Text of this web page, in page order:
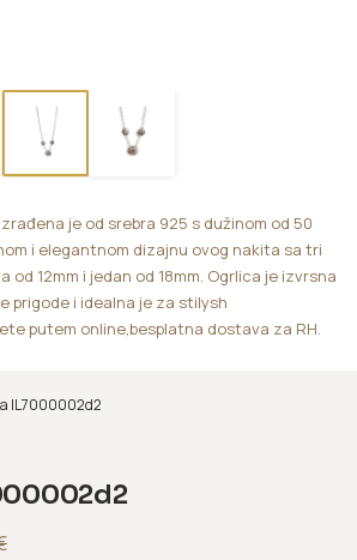
je od srebra 925 s dužinom od 50
i elegantnom dizajnu ovog nakita sa tri
od 12mm i jedan od 18mm. Ogrlica je izvrsna
prigode i idealna je za stilysh
putem online,besplatna dostava za RH.
IL7000002d2